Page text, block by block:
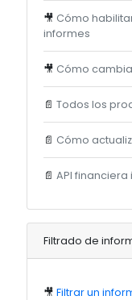
🎥 Cómo
informes
🎥 Cómo
📄 Todos los
📄 Cómo
📄 API
Filtrado de
🎥 Filtrar un